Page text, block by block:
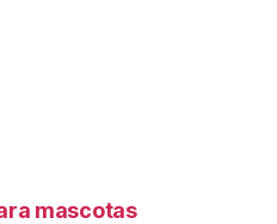
mascotas